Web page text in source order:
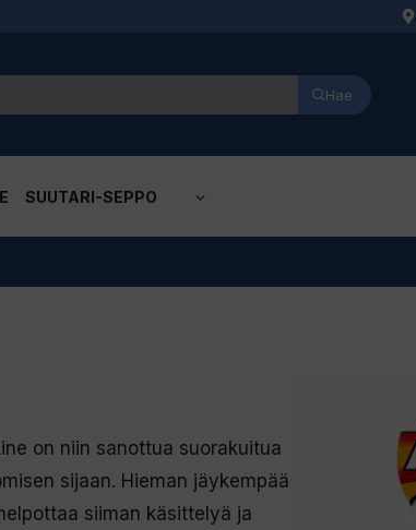
Hae
SUUTARI-SEPPO
on niin sanottua suorakuitua
sijaan. Hieman jäykempää
siiman käsittelyä ja